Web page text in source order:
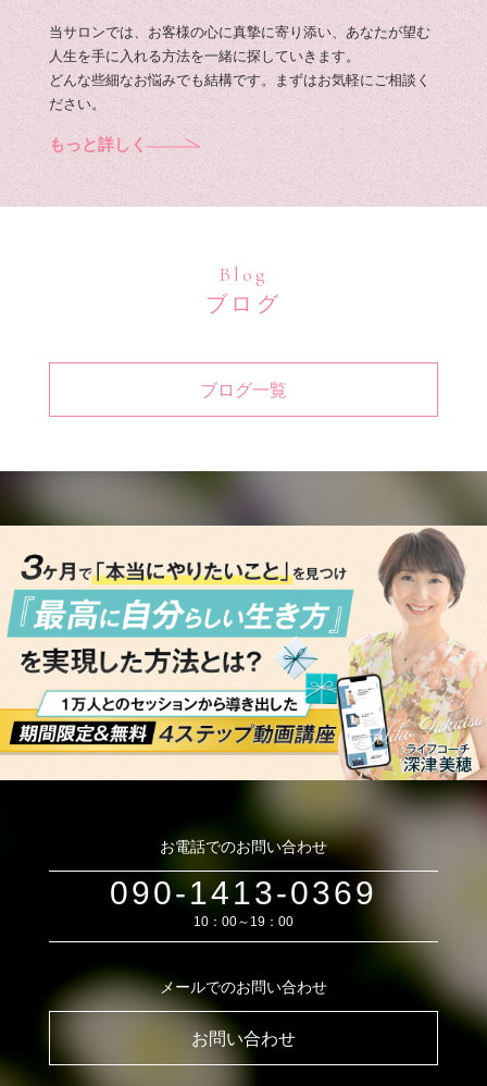
当サロンでは、お客様の心に真摯に寄り添い、あなたが望む
人生を手に入れる方法を一緒に探していきます。
どんな些細なお悩みでも結構です。まずはお気軽にご相談く
ださい。
もっと詳しく
Blog
ブログ
ブログ一覧
お電話でのお問い合わせ
090-1413-0369
10：00～19：00
メールでのお問い合わせ
お問い合わせ